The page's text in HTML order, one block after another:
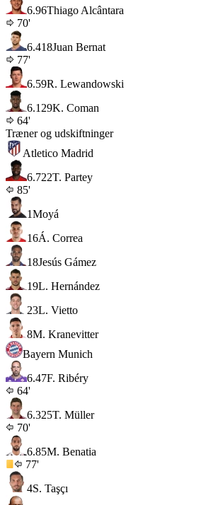
6.96Thiago Alcântara
70'
6.418Juan Bernat
77'
6.59R. Lewandowski
6.1 29K. Coman
64'
Træner og udskiftninger
Atletico Madrid
6.722T. Partey
85'
1Moyá
16Á. Correa
18Jesús Gámez
19L. Hernández
23L. Vietto
8M. Kranevitter
Bayern Munich
6.47F. Ribéry
64'
6.325T. Müller
70'
6.85M. Benatia
77'
4S. Taşçı